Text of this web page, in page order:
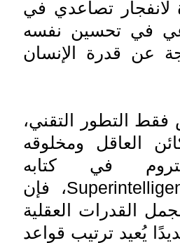
تصاعدي في
في تحسين نفسه
عن قدرة الإنسان
فقط التطور التقني،
العاقل ومخلوقه
في كتابه
Superintelligence: Paths, Dangers, Strategies، فإن
القدرات العقلية
يُعيد ترتيب قواعد